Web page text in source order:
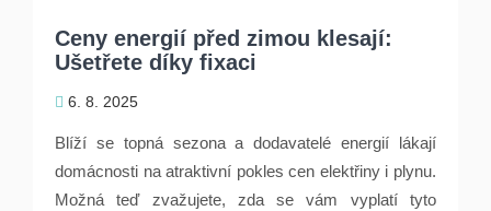
Ceny energií před zimou klesají:
Ušetřete díky fixaci
6. 8. 2025
Blíží se topná sezona a dodavatelé energií lákají
domácnosti na atraktivní pokles cen elektřiny i plynu.
Možná teď zvažujete, zda se vám vyplatí tyto